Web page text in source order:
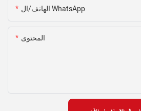
الهاتف/ال WhatsApp
المحتوى